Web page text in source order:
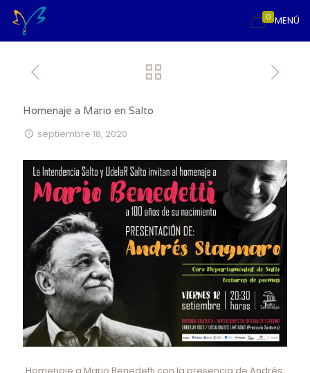
MENÚ
0
Homenaje a Mario en Salto
septiembre 18, 2020